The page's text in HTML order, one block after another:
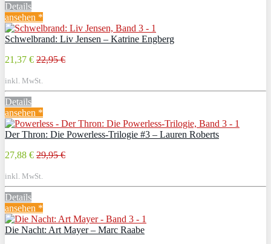
Details
ansehen *
Schwelbrand: Liv Jensen – Katrine Engberg
21,37 € 22,95 €
inkl. MwSt.
Details
ansehen *
Der Thron: Die Powerless-Trilogie #3 – Lauren Roberts
27,88 € 29,95 €
inkl. MwSt.
Details
ansehen *
Die Nacht: Art Mayer – Marc Raabe